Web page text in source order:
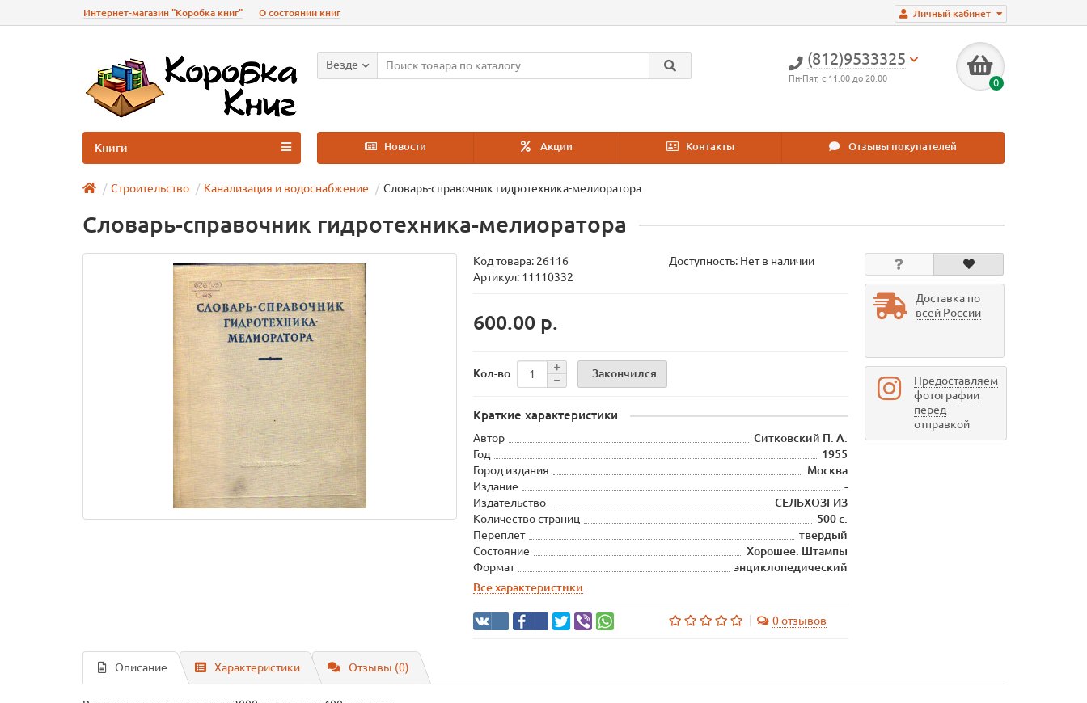
Личный кабинет
Интернет-магазин "Коробка книг" О состоянии книг
(812)9533325
Пн-Пят, с 11:00 до 20:00 0
Везде
Новости Акции Контакты Отзывы покупателей
Книги
Строительство Канализация и водоснабжение Словарь-справочник гидротехника-мелиоратора
Словарь-справочник гидротехника-мелиоратора
Код товара: 26116
Доступность: Нет в наличии
Артикул: 11110332
600.00 р.
Кол-во Закончился
Краткие характеристики
Автор
Ситковский П. А.
Год
1955
Город издания
Москва
Издание
-
Издательство
СЕЛЬХОЗГИЗ
Количество страниц
500 с.
Переплет
твердый
Состояние
Хорошее. Штампы
Формат
энциклопедический
Все характеристики
0 отзывов
Доставка по
всей России
Предоставляем
фотографии
перед
отправкой
Описание Характеристики Отзывы (0)